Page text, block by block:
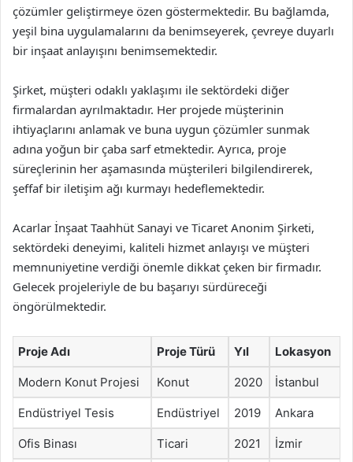
çözümler geliştirmeye özen göstermektedir. Bu bağlamda,
yeşil bina uygulamalarını da benimseyerek, çevreye duyarlı
bir inşaat anlayışını benimsemektedir.
Şirket, müşteri odaklı yaklaşımı ile sektördeki diğer
firmalardan ayrılmaktadır. Her projede müşterinin
ihtiyaçlarını anlamak ve buna uygun çözümler sunmak
adına yoğun bir çaba sarf etmektedir. Ayrıca, proje
süreçlerinin her aşamasında müşterileri bilgilendirerek,
şeffaf bir iletişim ağı kurmayı hedeflemektedir.
Acarlar İnşaat Taahhüt Sanayi ve Ticaret Anonim Şirketi,
sektördeki deneyimi, kaliteli hizmet anlayışı ve müşteri
memnuniyetine verdiği önemle dikkat çeken bir firmadır.
Gelecek projeleriyle de bu başarıyı sürdüreceği
öngörülmektedir.
Proje Adı Proje Türü Yıl Lokasyon
Modern Konut Projesi Konut 2020 İstanbul
Endüstriyel Tesis Endüstriyel 2019 Ankara
Ofis Binası Ticari 2021 İzmir